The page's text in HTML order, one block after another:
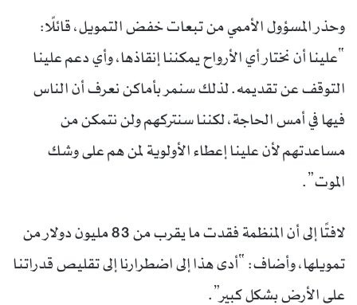
وحذر المسؤول الأممي من تبعات خفض التمويل، قائلًا:
“علينا أن نختار أي الأرواح يمكننا إنقاذها، وأي دعم علينا
التوقف عن تقديمه. لذلك سنمر بأماكن نعرف أن الناس
فيها في أمس الحاجة، لكننا سنتركهم ولن نتمكن من
مساعدتهم لأن علينا إعطاء الأولوية لمن هم على وشك
الموت”.
لافتًا إلى أن المنظمة فقدت ما يقرب من 83 مليون دولار من
تمويلها، وأضاف: “أدى هذا إلى اضطرارنا إلى تقليص قدراتنا
على الأرض بشكل كبير”.